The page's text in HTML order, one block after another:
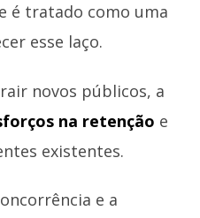
é tratado como uma
esse laço.
novos públicos, a
na retenção e
existentes.
e a